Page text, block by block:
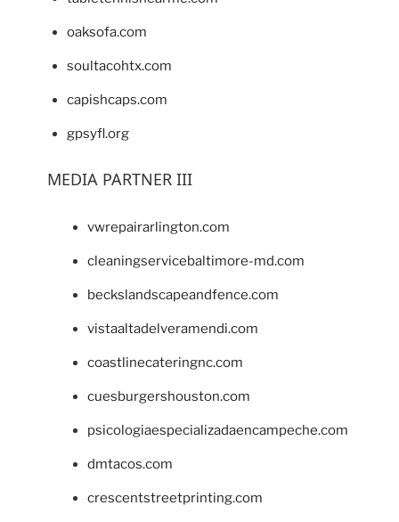
oaksofa.com
soultacohtx.com
capishcaps.com
gpsyfl.org
MEDIA PARTNER III
vwrepairarlington.com
cleaningservicebaltimore-md.com
beckslandscapeandfence.com
vistaaltadelveramendi.com
coastlinecateringnc.com
cuesburgershouston.com
psicologiaespecializadaencampeche.com
dmtacos.com
crescentstreetprinting.com